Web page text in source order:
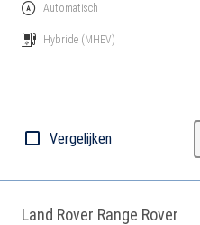
Automatisch
Hybride (MHEV)
Vergelijken
Land Rover Range Rover